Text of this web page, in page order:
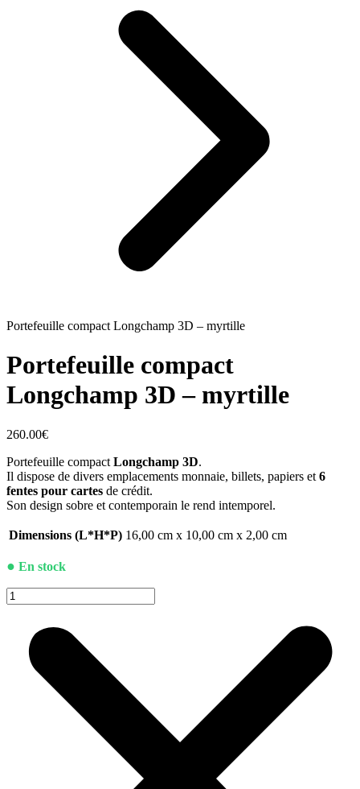
Portefeuille compact Longchamp 3D – myrtille
Portefeuille compact
Longchamp 3D – myrtille
260.00€
Portefeuille compact Longchamp 3D.
Il dispose de divers emplacements monnaie, billets, papiers et 6
fentes pour cartes de crédit.
Son design sobre et contemporain le rend intemporel.
Dimensions (L*H*P) 16,00 cm x 10,00 cm x 2,00 cm
● En stock